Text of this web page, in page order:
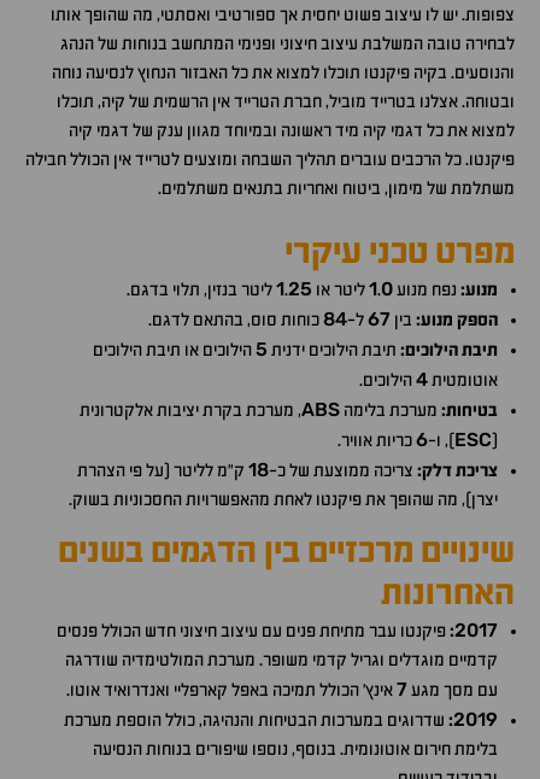
צפופות. יש לו עיצוב פשוט יחסית אך ספורטיבי ואסתטי, מה שהופך אותו
לבחירה טובה המשלבת עיצוב חיצוני ופנימי המתחשב בנוחות של הנהג
והנוסעים. בקיה פיקנטו תוכלו למצוא את כל האבזור הנחוץ לנסיעה נוחה
ובטוחה. אצלנו בטרייד מוביל, חברת הטרייד אין הרשמית של קיה, תוכלו
למצוא את כל דגמי קיה מיד ראשונה ובמיוחד מגוון ענק של דגמי קיה
פיקנטו. כל הרכבים עוברים תהליך השבחה ומוצעים לטרייד אין הכולל חבילה
משתלמת של מימון, ביטוח ואחריות בתנאים משתלמים.
מפרט טכני עיקרי
מנוע: נפח מנוע 1.0 ליטר או 1.25
ליטר בנזין, תלוי בדגם.
הספק מנוע: בין 67ל-84כוחות סוס, בהתאם לדגם.
תיבת הילוכים: תיבת הילוכים ידנית 5הילוכים או תיבת הילוכים
אוטומטית4הילוכים.
בטיחות: מערכת בלימה ABS, מערכת בקרת יציבות אלקטרונית
(
ESC), ו-6כריות אוויר.
צריכת דלק: צריכה ממוצעת של כ-18 ק"מ לליטר (על פי הצהרת
יצרן), מה שהופך את פיקנטו לאחת מהאפשרויות החסכוניות בשוק.
שינויים מרכזיים בין הדגמים בשנים
האחרונות
2017
:פיקנטו עבר מתיחת פנים עם עיצוב חיצוני חדש הכולל פנסים
קדמיים מוגדלים וגריל קדמי משופר. מערכת המולטימדיה שודרגה
עם מסך מגע 7אינץ' הכולל תמיכה באפל קארפליי ואנדרואיד אוטו.
2019
: שדרוגים במערכות הבטיחות והנהיגה, כולל הוספת מערכת
בלימת חירום אוטונומית. בנוסף, נוספו שיפורים בנוחות הנסיעה